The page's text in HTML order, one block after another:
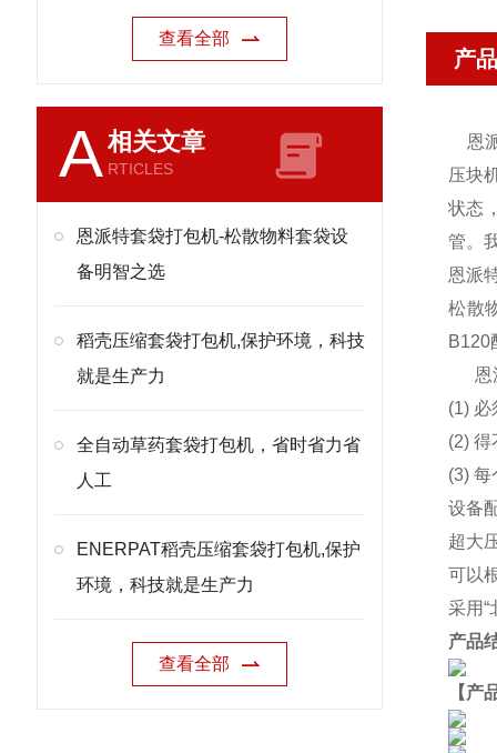
查看全部
A相关文章
RTICLES
恩派特套袋打包机-松散物料套袋设
备明智之选
稻壳压缩套袋打包机,保护环境，科技
就是生产力
全自动草药套袋打包机，省时省力省
人工
ENERPAT稻壳压缩套袋打包机,保护
环境，科技就是生产力
查看全部
产
恩
压块
状态
管。
恩派
松散
B120
恩
(1)
(2)
(3)
设备
超大
可以
采用“
产品
【产